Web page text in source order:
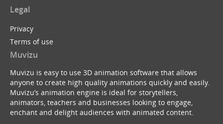
Legal
Privacy
Terms of use
Muvizu
Muvizu is easy to use 3D animation software that allows
anyone to create high quality animations quickly and easily.
Muvizu’s animation engine is ideal for storytellers,
animators, teachers and businesses looking to engage,
enchant and delight audiences with animated content.